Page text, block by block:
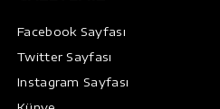
Facebook Sayfası
Twitter Sayfası
Instagram Sayfası